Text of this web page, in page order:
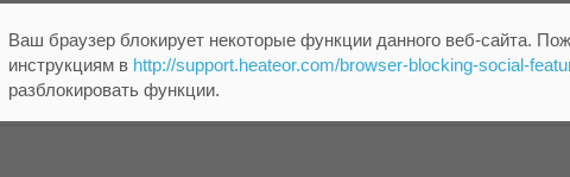
Ваш браузер блокирует некоторые функции данного веб-сайта.
инструкциям в http://support.heateor.com/browser-blocking-social-
разблокировать функции.